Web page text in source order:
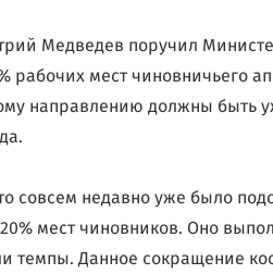
Медведев поручил
рабочих мест чиновничьего
направлению должны быть
совсем недавно уже было
мест чиновников. Оно
темпы. Данное сокращение